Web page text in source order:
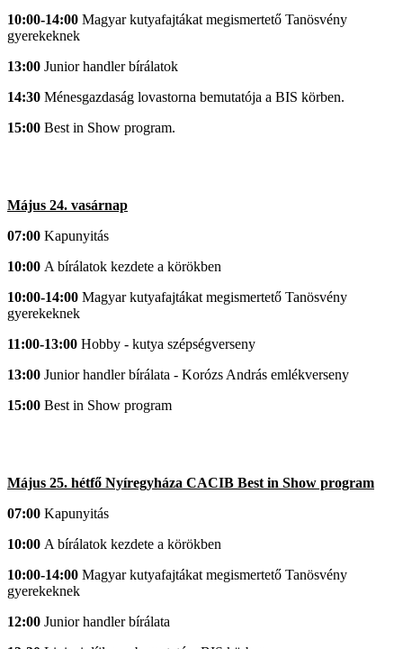
10:00-14:00 Magyar kutyafajtákat megismertető Tanösvény
gyerekeknek
13:00 Junior handler bírálatok
14:30 Ménesgazdaság lovastorna bemutatója a BIS körben.
15:00 Best in Show program.
Május 24. vasárnap
07:00 Kapunyitás
10:00 A bírálatok kezdete a körökben
10:00-14:00 Magyar kutyafajtákat megismertető Tanösvény
gyerekeknek
11:00-13:00 Hobby - kutya szépségverseny
13:00 Junior handler bírálata - Korózs András emlékverseny
15:00 Best in Show program
Május 25. hétfő Nyíregyháza CACIB Best in Show program
07:00 Kapunyitás
10:00 A bírálatok kezdete a körökben
10:00-14:00 Magyar kutyafajtákat megismertető Tanösvény
gyerekeknek
12:00 Junior handler bírálata